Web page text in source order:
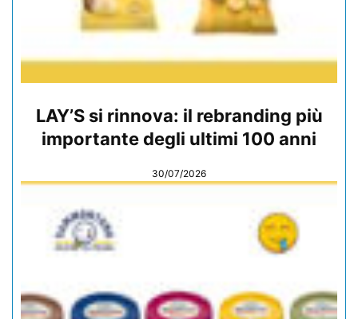
LAY’S si rinnova: il rebranding più
importante degli ultimi 100 anni
30/07/2026